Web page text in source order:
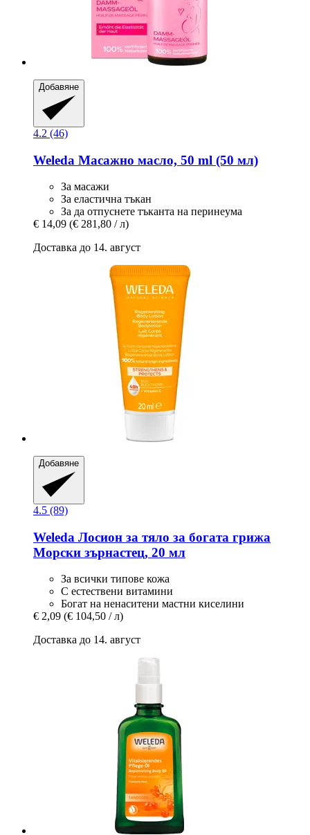
Добавяне
4.2 (46)
Weleda Масажно масло, 50 ml (50 мл)
За масажи
За еластична тъкан
За да отпуснете тъканта на перинеума
€ 14,09 (€ 281,80 / л)
Доставка до 14. август
Добавяне
4.5 (89)
Weleda Лосион за тяло за богата грижа
Морски зърнастец, 20 мл
За всички типове кожа
С естествени витамини
Богат на ненаситени мастни киселини
€ 2,09 (€ 104,50 / л)
Доставка до 14. август